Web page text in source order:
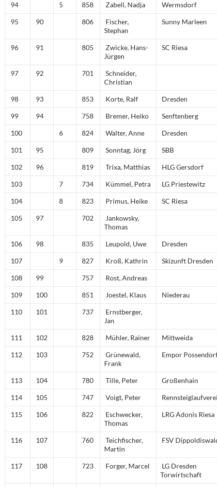
94 5 858 Zabell, Nadja Wermsdorf
95 90 806
Fischer,
Stephan
Sunny Marleen
96 91 805
Zwicke, Hans-
Jürgen
SC Riesa
97 92 701
Schneider,
Christian
98 93 853 Korte, Ralf Dresden
99 94 758 Bremer, Heiko Senftenberg
100 6 824 Walter, Anne Dresden
101 95 809 Sonntag, Jörg SBB
102 96 819 Trixa, Matthias HLG Gersdorf
103 7 734 Kümmel, Petra LG Priestewitz
104 8 823 Primus, Heike SC Riesa
105 97 702
Jankowsky,
Thomas
106 98 835 Leupold, Uwe Dresden
107 9 827 Kroß, Kathrin Skizunft Dresden
108 99 757 Rost, Andreas
109 100 851 Joestel, Klaus Niederau
110 101 737
Ernstberger,
Jan
111 102 828 Mühler, Rainer Mittweida
112 103 752
Grünewald,
Frank
Empor
113 104 780 Tille, Peter Großenhain
114 105 747 Voigt, Peter
115 106 822
Eschwecker,
Thomas
LRG Adonis Riesa
116 107 760
Teichfischer,
Martin
FSV
117 108 723 Forger, Marcel
LG Dresden
Torwirtschaft